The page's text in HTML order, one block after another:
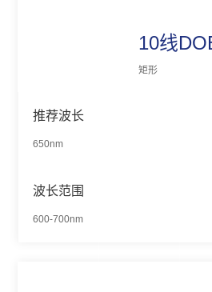
10线
矩形
推荐波长
650nm
波长范围
600-700nm